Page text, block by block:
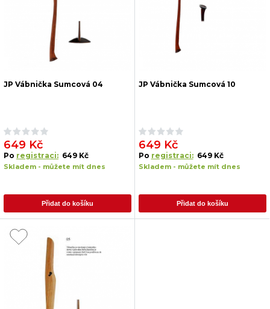
JP Vábnička Sumcová 04
649 Kč
Po registraci: 649 Kč
Skladem - můžete mít dnes
Přidat do košíku
JP Vábnička Sumcová 10
649 Kč
Po registraci: 649 Kč
Skladem - můžete mít dnes
Přidat do košíku